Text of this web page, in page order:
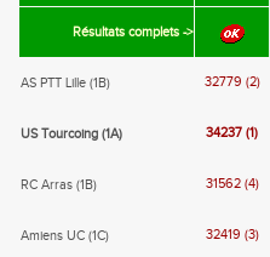
Résultats complets ->
AS PTT Lille (1B) 32779 (2)
US Tourcoing (1A) 34237 (1)
RC Arras (1B) 31562 (4)
Amiens UC (1C) 32419 (3)